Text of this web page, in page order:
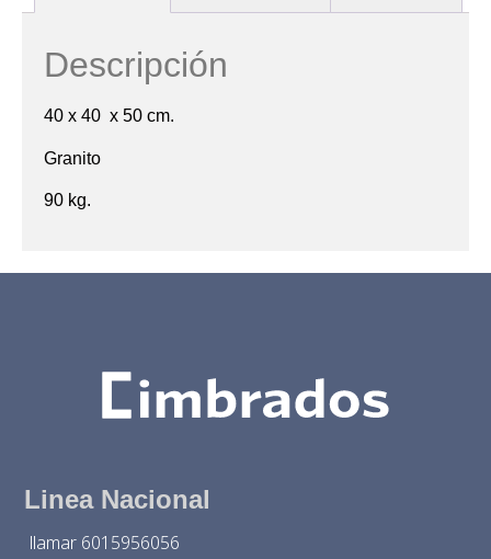
Descripción
40 x 40 x 50 cm.
Granito
90 kg.
Linea Nacional
llamar 6015956056